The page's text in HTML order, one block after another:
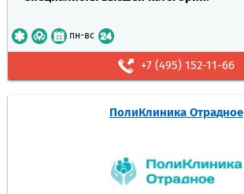
пн-вс
+7 (495) 152-11-66
ПолиКлиника Отрадное